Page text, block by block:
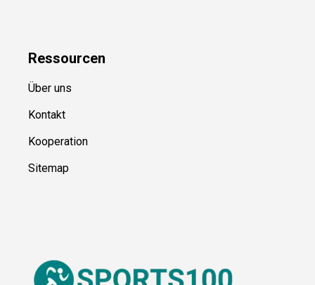
Ressourcen
Über uns
Kontakt
Kooperation
Sitemap